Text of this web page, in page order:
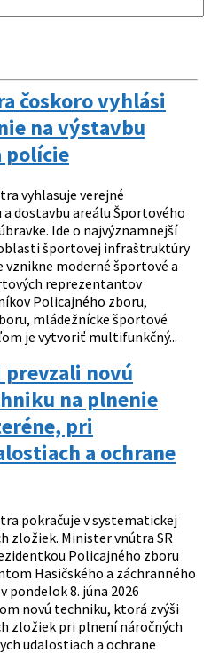
čoskoro vyhlási
na výstavbu
polície
vyhlasuje verejné
dostavbu areálu Športového
Ide o najvýznamnejší
športovej infraštruktúry
vznikne moderné športové a
reprezentantov
Policajného zboru,
mládežnícke športové
je vytvoriť multifunkčný...
novú
na plnenie
pri
a ochrane
pokračuje v systematickej
zložiek. Minister vnútra SR
Policajného zboru
Hasičského a záchranného
pondelok 8. júna 2026
novú techniku, ktorá zvýši
zložiek pri plnení náročných
udalostiach a ochrane